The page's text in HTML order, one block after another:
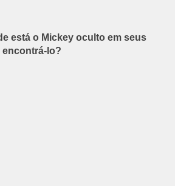
está o Mickey oculto em seus
encontrá-lo?